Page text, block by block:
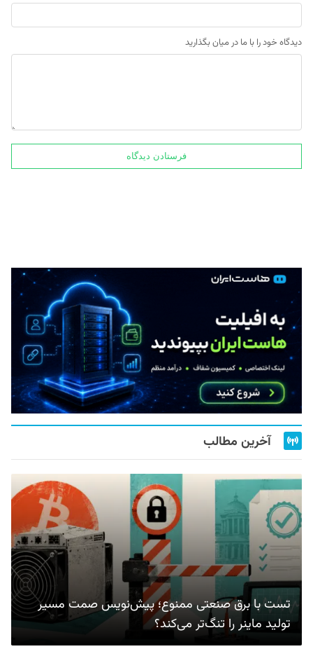
دیدگاه خود را با ما در میان بگذارید
آخرین مطالب
تست با برق صنعتی ممنوع؛ پیش‌نویس صمت مسیر
تولید ماینر را تنگ‌تر می‌کند؟